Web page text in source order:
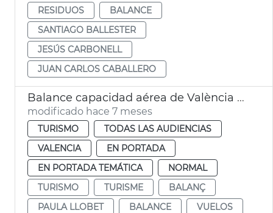
RESIDUOS
BALANCE
SANTIAGO BALLESTER
JESÚS CARBONELL
JUAN CARLOS CABALLERO
Balance capacidad aérea de València 2025
modificado hace 7 meses
TURISMO
TODAS LAS AUDIENCIAS
VALENCIA
EN PORTADA
EN PORTADA TEMÁTICA
NORMAL
TURISMO
TURISME
BALANÇ
PAULA LLOBET
BALANCE
VUELOS